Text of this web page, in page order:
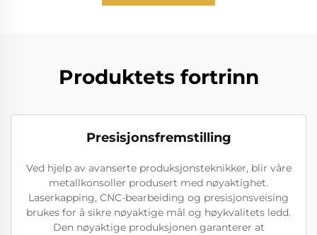
Produktets fortrinn
Presisjonsfremstilling
Ved hjelp av avanserte produksjonsteknikker, blir våre
metallkonsoller produsert med nøyaktighet.
Laserkapping, CNC-bearbeiding og presisjonsveising
brukes for å sikre nøyaktige mål og høykvalitets ledd.
Den nøyaktige produksjonen garanterer at